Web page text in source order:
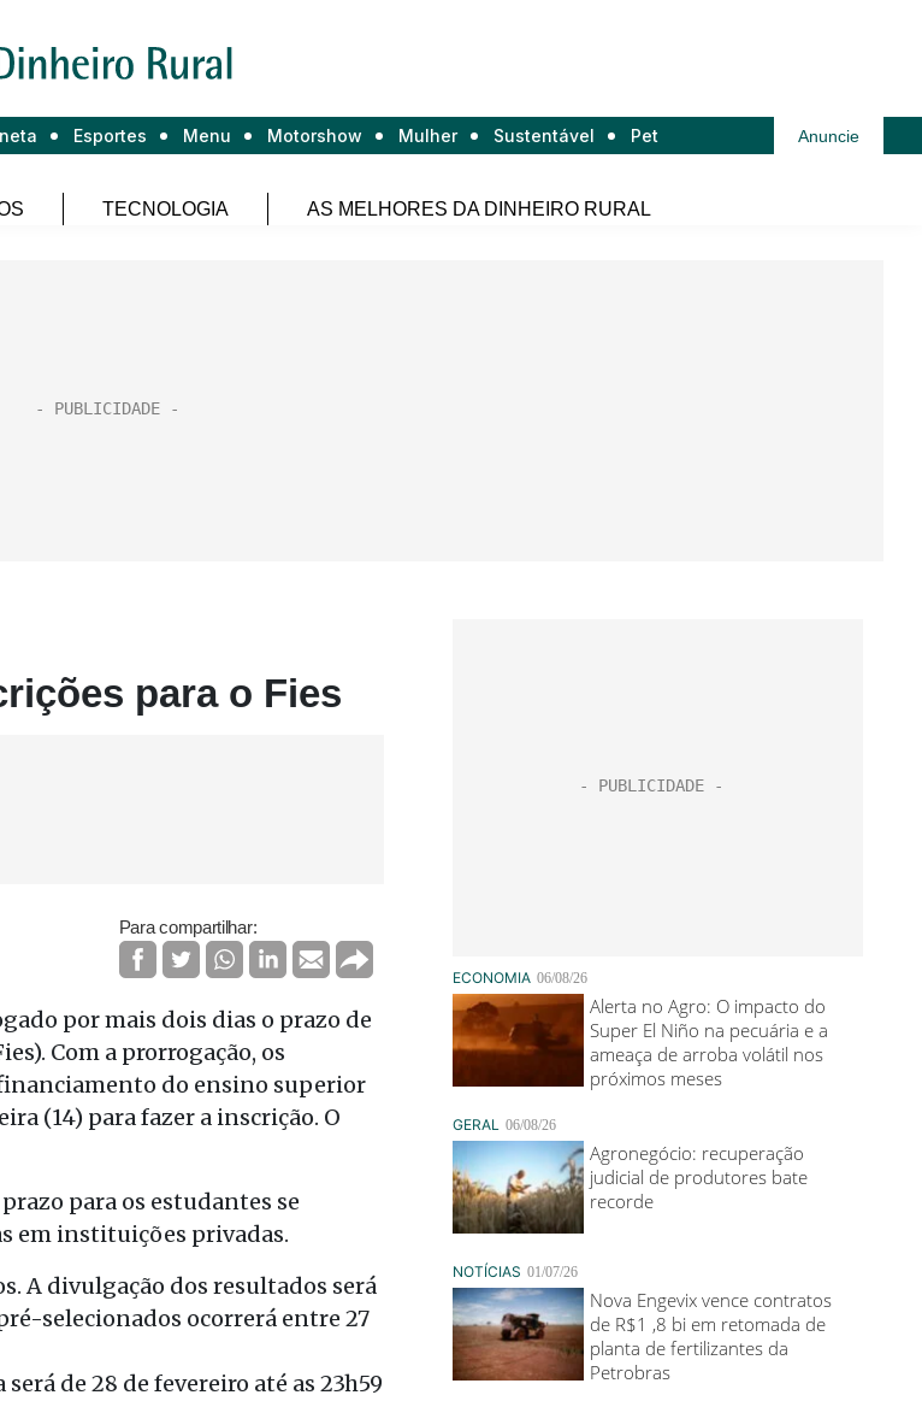
Esportes Menu Motorshow Mulher Sustentável Pet Anuncie
TECNOLOGIA AS MELHORES DA DINHEIRO RURAL
para o Fies
Para compartilhar:
por mais dois dias o prazo de
Com a prorrogação, os
do ensino superior
(14) para fazer a inscrição. O
para os estudantes se
em instituições privadas.
A divulgação dos resultados será
selecionados ocorrerá entre 27
de 28 de fevereiro até as 23h59